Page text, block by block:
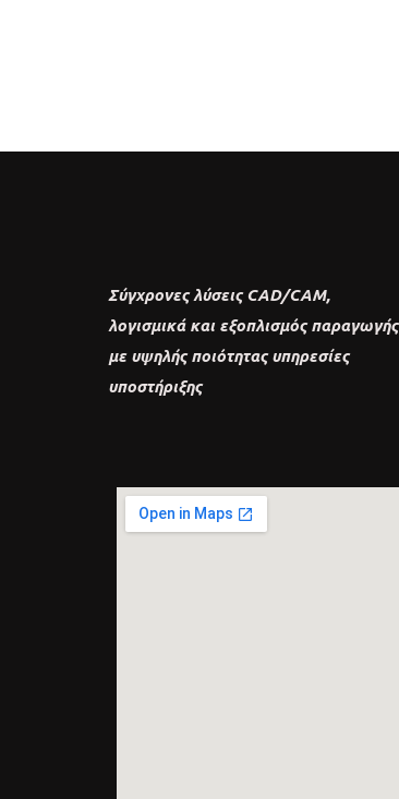
Σύγχρονες λύσεις CAD/CAM,
λογισμικά και εξοπλισμός παραγωγής
με υψηλής ποιότητας υπηρεσίες
υποστήριξης